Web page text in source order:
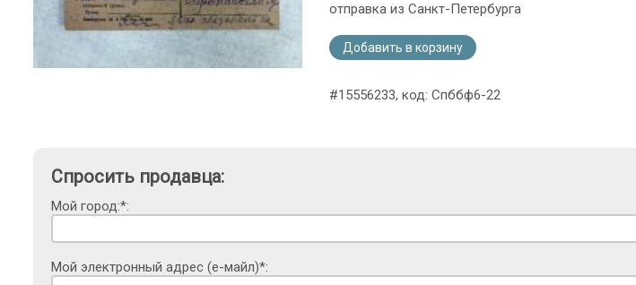
отправка из Санкт-Петербурга
Добавить в корзину
#15556233, код: Спббф6-22
Спросить продавца:
Мой город:*:
Мой электронный адрес (е-майл)*: